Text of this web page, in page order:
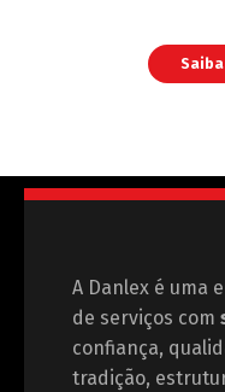
A Danlex é uma
de serviços com
confiança,
tradição,